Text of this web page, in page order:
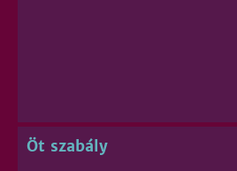
Öt szabály